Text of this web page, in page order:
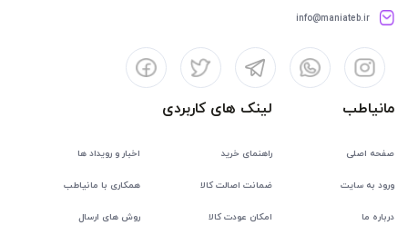
info@maniateb.ir
مانیاطب
صفحه اصلی
ورود به سایت
درباره ما
لینک های کاربردی
راهنمای خرید اخبار و رویداد ها
ضمانت اصالت کالا همکاری با مانیاطب
امکان عودت کالا روش های ارسال